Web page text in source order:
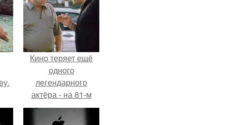
Кино теряет ещё
одного
легендарного
актёра - на 81-м
году жизни не стало
Винсента пасторе.